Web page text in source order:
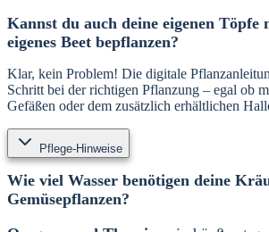
Kannst du auch deine eigenen Töpfe
eigenes Beet bepflanzen?
Klar, kein Problem! Die digitale
Schritt bei der richtigen Pflanzung – egal ob
Gefäßen oder dem zusätzlich erhältlichen
Pflege-Hinweise
Wie viel Wasser benötigen deine
Gemüsepflanzen?